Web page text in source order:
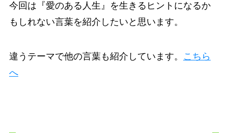
今回は『愛のある人生』を生きるヒントになるか
もしれない言葉を紹介したいと思います。
違うテーマで他の言葉も紹介しています。
こちら
へ